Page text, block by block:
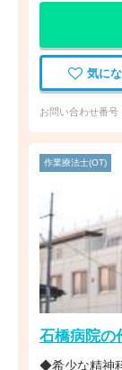
気に
お問い合わせ番号
作業療法士(OT)
石橋病院の
◆希少な精神